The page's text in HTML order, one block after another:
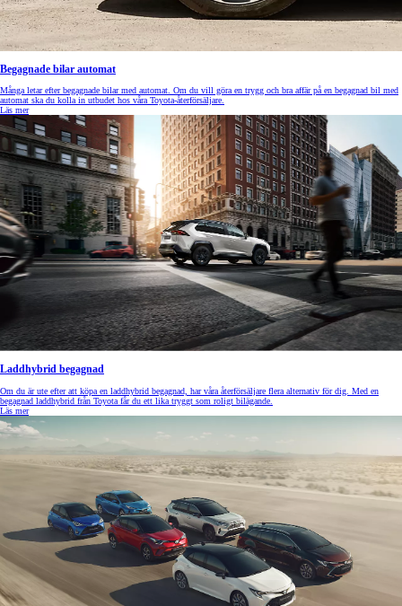
Begagnade bilar automat
Många letar efter begagnade bilar med automat. Om du vill göra en trygg och bra affär på en begagnad bil med
automat ska du kolla in utbudet hos våra Toyota-återförsäljare.
Läs mer
Laddhybrid begagnad
Om du är ute efter att köpa en laddhybrid begagnad, har våra återförsäljare flera alternativ för dig. Med en
begagnad laddhybrid från Toyota får du ett lika tryggt som roligt bilägande.
Läs mer